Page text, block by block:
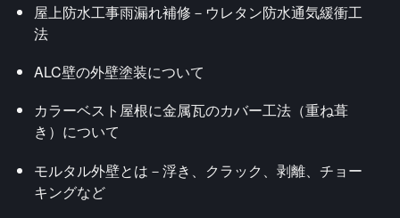
屋上防水工事雨漏れ補修－ウレタン防水通気緩衝工
法
ALC壁の外壁塗装について
カラーベスト屋根に金属瓦のカバー工法（重ね葺
き）について
モルタル外壁とは－浮き、クラック、剥離、チョー
キングなど